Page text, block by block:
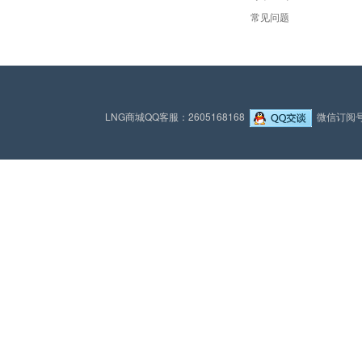
常见问题
LNG商城QQ客服：2605168168 微信订阅